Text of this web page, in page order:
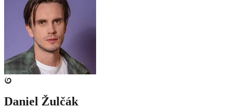
Daniel Žulčák